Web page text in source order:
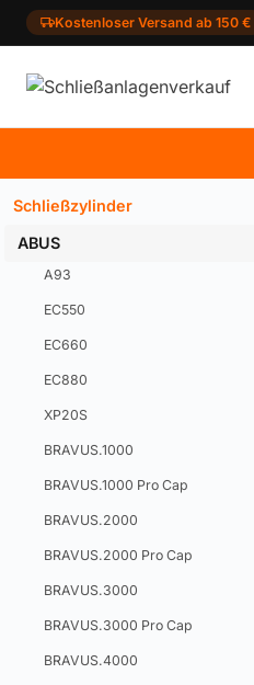
Kostenloser Versand ab 150 €
Schließzylinder
ABUS
A93
EC550
EC660
EC880
XP20S
BRAVUS.1000
BRAVUS.1000 Pro Cap
BRAVUS.2000
BRAVUS.2000 Pro Cap
BRAVUS.3000
BRAVUS.3000 Pro Cap
BRAVUS.4000